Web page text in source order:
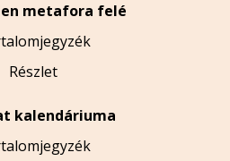
metafora felé
Részlet
kalendáriuma